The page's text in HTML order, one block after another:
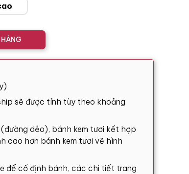
sẽ được tính tùy theo khoảng
dẻo), bánh kem tươi kết hợp
cao hơn bánh kem tươi vẽ hình
để cố định bánh, các chi tiết trang